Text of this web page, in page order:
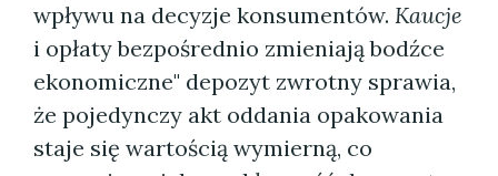
wpływu na decyzje konsumentów. Kaucje
i opłaty bezpośrednio zmieniają bodźce
ekonomiczne" depozyt zwrotny sprawia,
że pojedynczy akt oddania opakowania
staje się wartością wymierną, co